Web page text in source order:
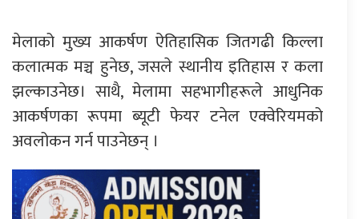
मेलाको मुख्य आकर्षण ऐतिहासिक जितगढी किल्ला
कलात्मक मञ्च हुनेछ, जसले स्थानीय इतिहास र कला
झल्काउनेछ। साथै, मेलामा सहभागीहरूले आधुनिक
आकर्षणका रूपमा ब्यूटी फेयर टनेल एक्वेरियमको
अवलोकन गर्न पाउनेछन् ।